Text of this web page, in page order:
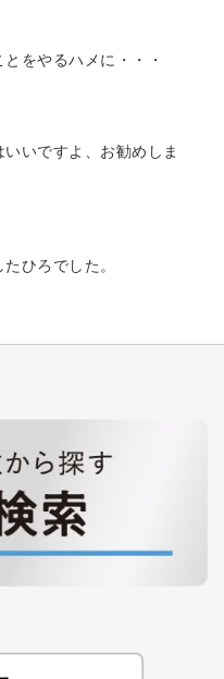
をやるハメに・・・
いですよ、お勧めしま
ひろでした。